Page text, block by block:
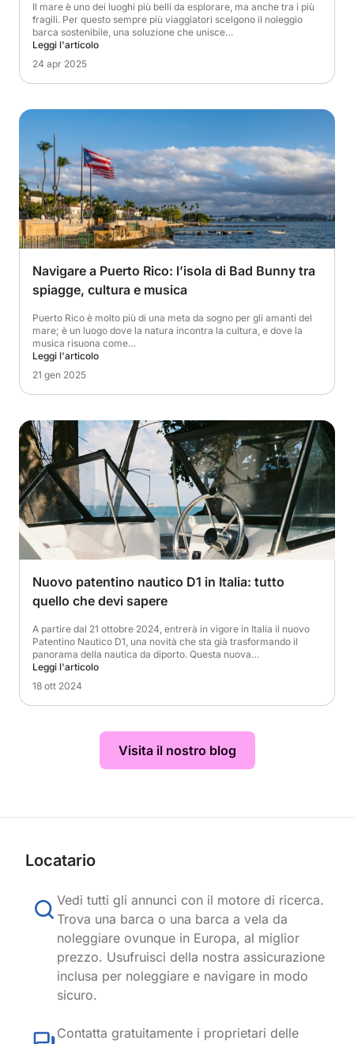
Il mare è uno dei luoghi più belli da esplorare, ma anche tra i più
fragili. Per questo sempre più viaggiatori scelgono il noleggio
barca sostenibile, una soluzione che unisce…
Leggi l'articolo
24 apr 2025
Navigare a Puerto Rico: l’isola di Bad Bunny tra
spiagge, cultura e musica
Puerto Rico è molto più di una meta da sogno per gli amanti del
mare; è un luogo dove la natura incontra la cultura, e dove la
musica risuona come…
Leggi l'articolo
21 gen 2025
Nuovo patentino nautico D1 in Italia: tutto
quello che devi sapere
A partire dal 21 ottobre 2024, entrerà in vigore in Italia il nuovo
Patentino Nautico D1, una novità che sta già trasformando il
panorama della nautica da diporto. Questa nuova…
Leggi l'articolo
18 ott 2024
Visita il nostro blog
Locatario
Vedi tutti gli annunci con il motore di ricerca.
Trova una barca o una barca a vela da
noleggiare ovunque in Europa, al miglior
prezzo. Usufruisci della nostra assicurazione
inclusa per noleggiare e navigare in modo
sicuro.
Contatta gratuitamente i proprietari delle